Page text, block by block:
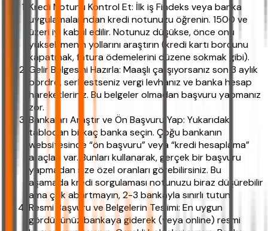
Kredi Notunu Kontrol Et: İlk iş Findeks veya banka
uygulamalarından kredi notunuzu öğrenin. 1500 ve
üzeri iyi kabul edilir. Notunuz düşükse, önce onu
yükseltmenin yollarını araştırın (kredi kartı borcunu
kapatmak, fatura ödemelerini düzene sokmak gibi).
Gelir Belgesini Hazırla: Maaşlı çalışıyorsanız son 3 aylık
bordro, serbestseniz vergi levhanız ve banka hesap
hareketleriniz. Bu belgeler olmadan başvuru yapmanız
zor.
Bankaları Araştır ve Ön Başvuru Yap: Yukarıdaki
tablodan birkaç banka seçin. Çoğu bankanın
websitesinde “ön başvuru” veya “kredi hesaplama”
araçları var. Bunları kullanarak, gerçek bir başvuru
yapmadan size özel oranları görebilirsiniz. Bu
aşamada kredi sorgulaması notunuzu biraz düşürebilir
ama çok abartmayın, 2-3 bankayla sınırlı tutun.
Resmi Başvuru ve Belgelerin Teslimi: En uygun
gördüğünüz bankaya giderek (veya online) resmi